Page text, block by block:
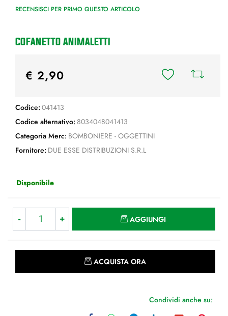
RECENSISCI PER PRIMO QUESTO ARTICOLO
COFANETTO ANIMALETTI
€ 2,90
Codice: 041413
Codice alternativo: 8034048041413
Categoria Merc: BOMBONIERE - OGGETTINI
Fornitore: DUE ESSE DISTRIBUZIONI S.R.L
Disponibile
AGGIUNGI
ACQUISTA ORA
Condividi anche su: